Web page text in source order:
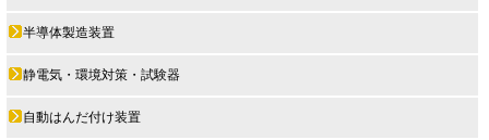
半導体製造装置
静電気・環境対策・試験器
自動はんだ付け装置